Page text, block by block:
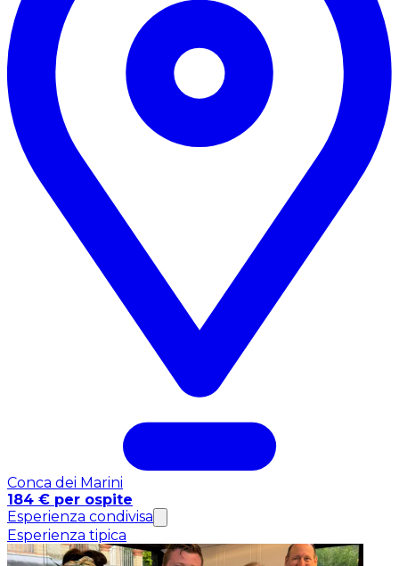
Conca dei Marini
184 € per ospite
Esperienza condivisa
Esperienza tipica